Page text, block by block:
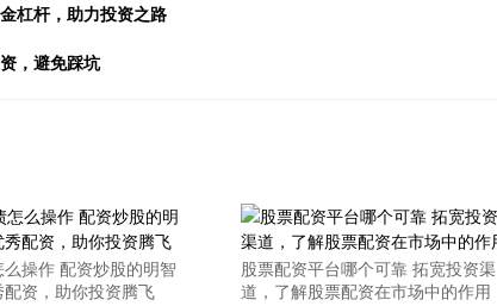
杠杆，助力投资之路
，避免踩坑
操作 配资炒股的明智
资，助你投资腾飞
股票配资平台哪个可靠 拓宽投资渠
道，了解股票配资在市场中的作用